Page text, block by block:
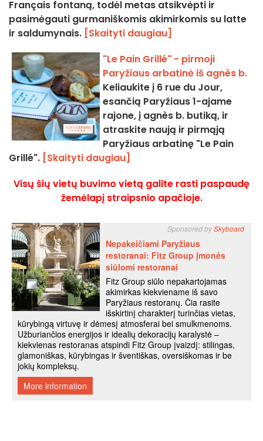
Français fontaną, todėl metas atsikvėpti ir
pasimėgauti gurmaniškomis akimirkomis su latte
ir saldumynais. [Skaityti daugiau]
"Le Pain Grillé" - pirmoji
Paryžiaus arbatinė iš agnès b.
Keliaukite į 6 rue du Jour,
esančią Paryžiaus 1-ajame
rajone, į agnès b. butiką, ir
atraskite naują ir pirmąją
Paryžiaus arbatinę "Le Pain
Grillé". [Skaityti daugiau]
Visų šių vietų buvimo vietą galite rasti paspaudę
žemėlapį straipsnio apačioje.